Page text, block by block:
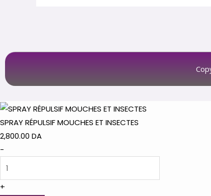
SPRAY RÉPULSIF MOUCHES ET INSECTES
2,800.00 DA
-
+